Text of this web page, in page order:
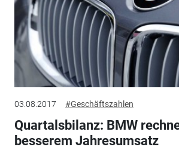
03.08.2017 #Geschäftszahlen
Quartalsbilanz: BMW
besserem Jahresumsatz